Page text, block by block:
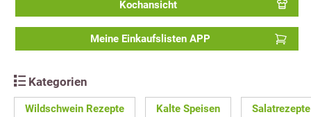
Kochansicht
Meine Einkaufslisten APP
Kategorien
Wildschwein Rezepte Kalte Speisen Salatrezepte